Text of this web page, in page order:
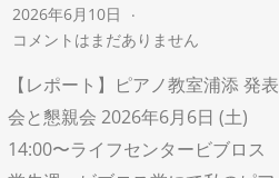
2026年6月10日
コメントはまだありません
【レポート】ピアノ教室浦添 発表
会と懇親会 2026年6月6日 (土)
14:00〜ライフセンタービブロス